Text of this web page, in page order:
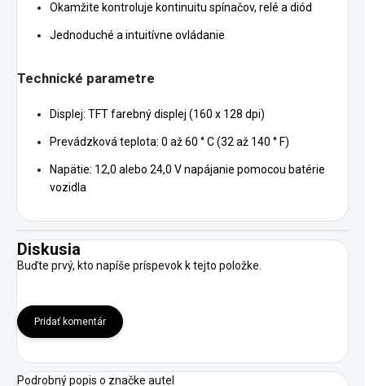
Okamžite kontroluje kontinuitu spínačov, relé a diód
Jednoduché a intuitívne ovládanie
Technické parametre
Displej: TFT farebný displej (160 x 128 dpi)
Prevádzková teplota: 0 až 60 ° C (32 až 140 ° F)
Napätie: 12,0 alebo 24,0 V napájanie pomocou batérie
vozidla
Diskusia
Buďte prvý, kto napíše príspevok k tejto položke.
Pridať komentár
Podrobný popis o značke autel